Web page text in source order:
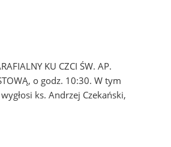
KU CZCI ŚW. AP.
o godz. 10:30. W tym
ks. Andrzej Czekański,